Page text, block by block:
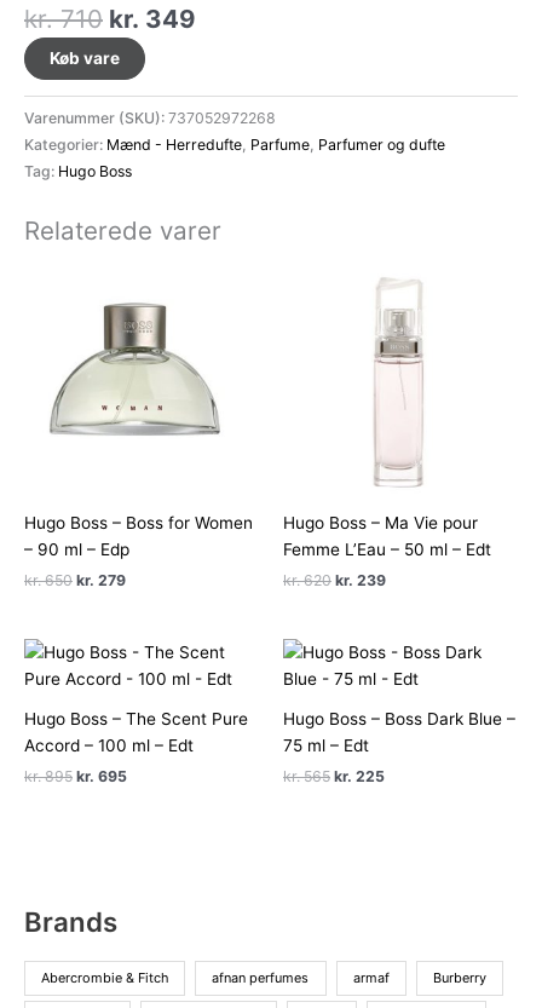
kr.710 Den
oprindelige
pris
var:
kr. 710.
kr. 349
er:
kr. 349.
Køb vare
Varenummer (SKU): 737052972268
Kategorier: Mænd - Herredufte Parfume Parfumer og dufte
Tag: Hugo Boss
Relaterede varer
Hugo Boss – Boss for Women
– 90 ml – Edp
kr.650 Den
kr. 650.
kr. 279Den
kr. 279.
Hugo Boss – Ma Vie pour
Femme L’Eau – 50 ml – Edt
kr.620 Den
kr. 620.
kr. 239Den
kr. 239.
Hugo Boss – The Scent Pure
Accord – 100 ml – Edt
kr.895 Den
kr. 695Den
Hugo Boss – Boss Dark Blue –
75 ml – Edt
kr.565 Den
kr. 225Den
Brands
Abercrombie & Fitch afnan perfumes armaf Burberry